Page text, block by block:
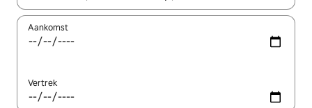
Aankomst
Vertrek